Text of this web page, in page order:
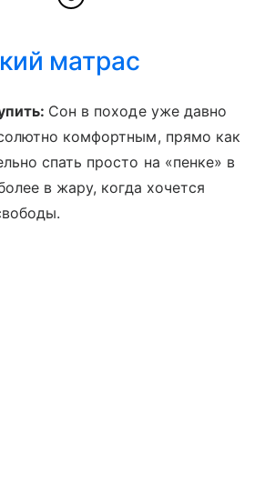
матрас
Сон в походе уже давно
комфортным, прямо как
спать просто на «пенке» в
в жару, когда хочется